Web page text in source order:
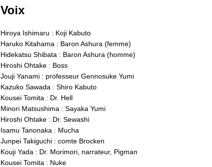
Voix
Hiroya Ishimaru : Koji Kabuto
Haruko Kitahama : Baron Ashura (femme)
Hidekatsu Shibata : Baron Ashura (homme)
Hiroshi Ohtake : Boss
Jouji Yanami : professeur Gennosuke Yumi
Kazuko Sawada : Shiro Kabuto
Kousei Tomita : Dr. Hell
Minori Matsushima : Sayaka Yumi
Hiroshi Ohtake : Dr. Sewashi
Isamu Tanonaka : Mucha
Junpei Takiguchi : comte Brocken
Kouji Yada : Dr. Morimori, narrateur, Pigman
Kousei Tomita : Nuke